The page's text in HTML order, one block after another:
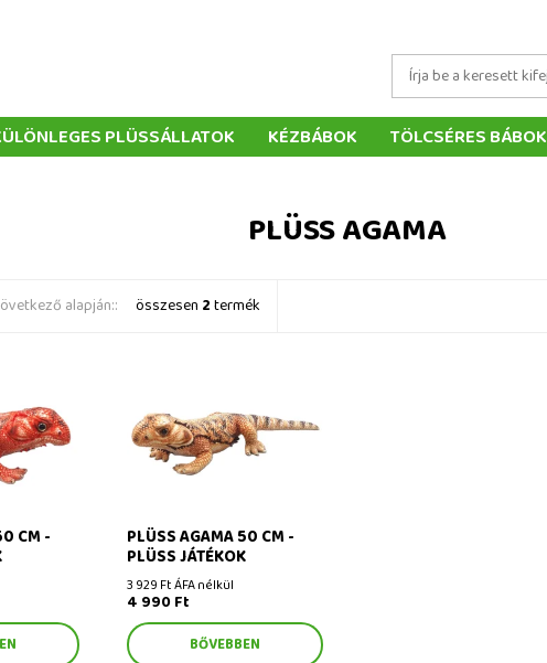
PLÜSSÁLLATOK KÉZBÁBOK TÖLCSÉRES BÁBOK
PLÜSS AGAMA
alapján:: összesen 2termék
- plüss
CM -
játékok
PLÜSS AGAMA 50 CM -
PLÜSS JÁTÉKOK
3 929 Ft ÁFA nélkül
4 990 Ft
BŐVEBBEN